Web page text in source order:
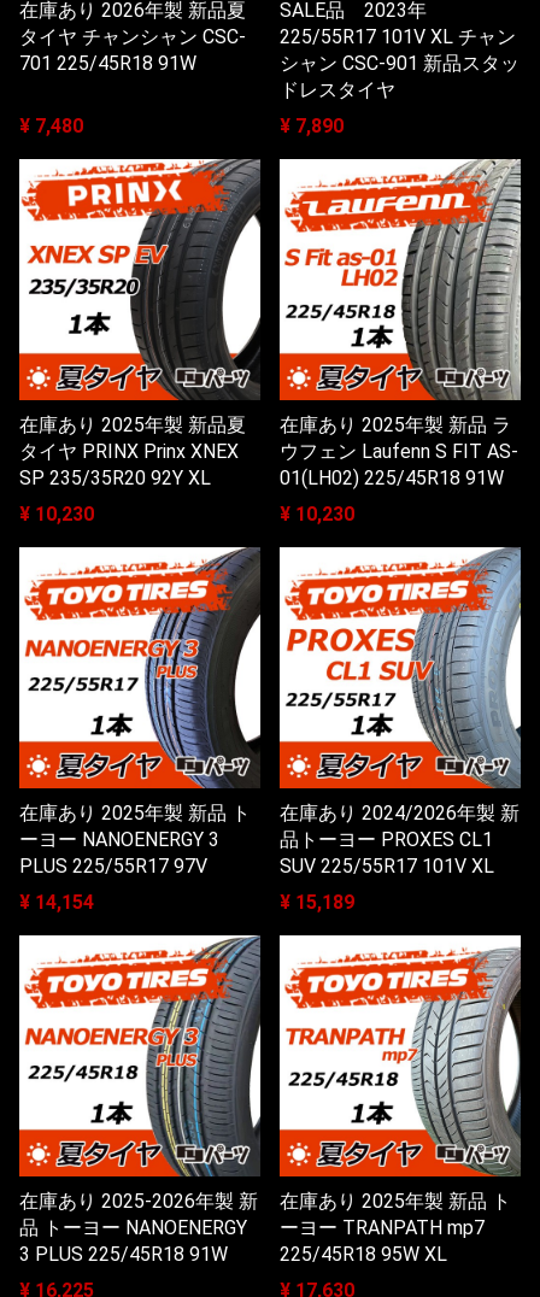
在庫あり 2026年製 新品夏
タイヤ チャンシャン CSC-
701 225/45R18 91W
¥ 7,480
SALE品 2023年
225/55R17 101V XL チャン
シャン CSC-901 新品スタッ
ドレスタイヤ
¥ 7,890
在庫あり 2025年製 新品夏
タイヤ PRINX Prinx XNEX
SP 235/35R20 92Y XL
¥ 10,230
在庫あり 2025年製 新品 ラ
ウフェン Laufenn S FIT AS-
01(LH02) 225/45R18 91W
¥ 10,230
在庫あり 2025年製 新品 ト
ーヨー NANOENERGY 3
PLUS 225/55R17 97V
¥ 14,154
在庫あり 2024/2026年製 新
品トーヨー PROXES CL1
SUV 225/55R17 101V XL
¥ 15,189
在庫あり 2025-2026年製 新
品 トーヨー NANOENERGY
3 PLUS 225/45R18 91W
¥ 16,225
在庫あり 2025年製 新品 ト
ーヨー TRANPATH mp7
225/45R18 95W XL
¥ 17,630